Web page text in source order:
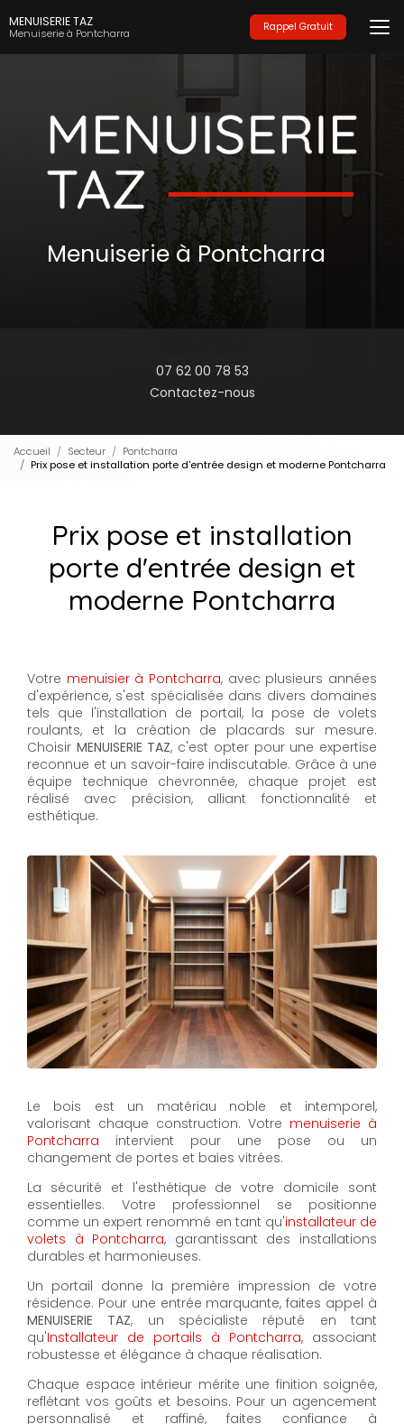
au
contenu
principal
MENUISERIE TAZ
Menuiserie à Pontcharra Rappel Gratuit
Menuiserie à Pontcharra
07 62 00 78 53
Contactez-nous
Accueil Secteur
Pontcharra
Prix pose et installation porte d'entrée design et moderne Pontcharra
Prix pose et installation
porte d'entrée design et
moderne Pontcharra
Votre menuisier à Pontcharra, avec plusieurs années
d'expérience, s'est spécialisée dans divers domaines
tels que l'installation de portail, la pose de volets
roulants, et la création de placards sur mesure.
Choisir MENUISERIE TAZ, c'est opter pour une expertise
reconnue et un savoir-faire indiscutable. Grâce à une
équipe technique chevronnée, chaque projet est
réalisé avec précision, alliant fonctionnalité et
esthétique.
Le bois est un matériau noble et intemporel,
valorisant chaque construction. Votre menuiserie à
Pontcharra intervient pour une pose ou un
changement de portes et baies vitrées.
La sécurité et l'esthétique de votre domicile sont
essentielles. Votre professionnel se positionne
comme un expert renommé en tant qu'installateur de
volets à Pontcharra, garantissant des installations
durables et harmonieuses.
Un portail donne la première impression de votre
résidence. Pour une entrée marquante, faites appel à
MENUISERIE TAZ, un spécialiste réputé en tant
qu'Installateur de portails à Pontcharra, associant
robustesse et élégance à chaque réalisation.
Chaque espace intérieur mérite une finition soignée,
reflétant vos goûts et besoins. Pour un agencement
personnalisé et raffiné, faites confiance à